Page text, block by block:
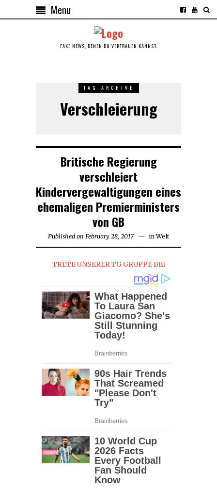
Menu
FAKE NEWS, DENEN DU VERTRAUEN KANNST.
TAG ARCHIVE
Verschleierung
Britische Regierung
verschleiert
Kindervergewaltigungen eines
ehemaligen Premierministers
von GB
Published on February 28, 2017 in Welt
TRETE UNSERER TG GRUPPE BEI